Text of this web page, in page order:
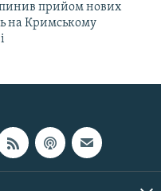
прийом нових
на Кримському